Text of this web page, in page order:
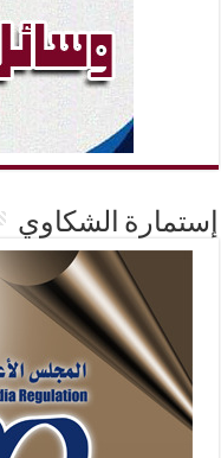
إستمارة الشكاوي